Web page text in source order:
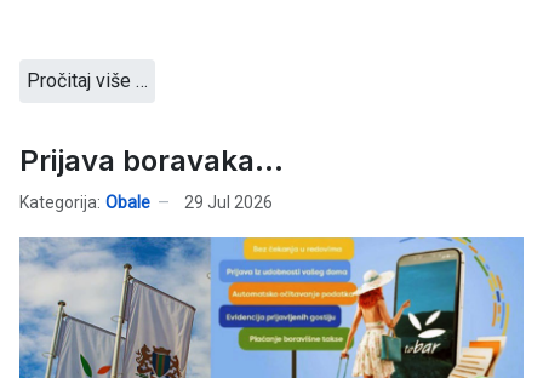
Pročitaj više …
Prijava boravaka...
Kategorija: Obale 29 Jul 2026